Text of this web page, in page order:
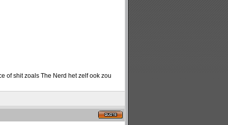
of shit zoals The Nerd het zelf ook zou